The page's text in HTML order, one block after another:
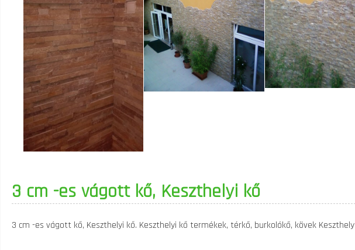
3 cm -es vágott kő, Keszthelyi kő
3 cm -es vágott kő, Keszthelyi kő. Keszthelyi kő termékek, térkő, burkolókő, kövek Keszthely